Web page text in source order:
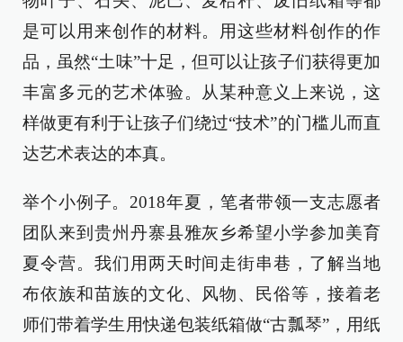
是可以用来创作的材料。用这些材料创作的作
品，虽然“土味”十足，但可以让孩子们获得更加
丰富多元的艺术体验。从某种意义上来说，这
样做更有利于让孩子们绕过“技术”的门槛儿而直
达艺术表达的本真。
举个小例子。2018年夏，笔者带领一支志愿者
团队来到贵州丹寨县雅灰乡希望小学参加美育
夏令营。我们用两天时间走街串巷，了解当地
布依族和苗族的文化、风物、民俗等，接着老
师们带着学生用快递包装纸箱做“古瓢琴”，用纸